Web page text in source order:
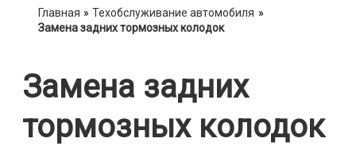
Главная
Техобслуживание автомобиля
Замена задних тормозных колодок
Замена задних
тормозных колодок